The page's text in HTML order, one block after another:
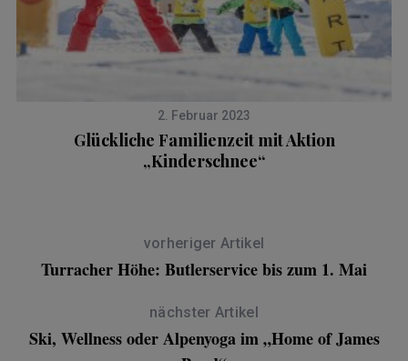
2. Februar 2023
Glückliche Familienzeit mit Aktion
„Kinderschnee“
vorheriger Artikel
Turracher Höhe: Butlerservice bis zum 1. Mai
nächster Artikel
Ski, Wellness oder Alpenyoga im „Home of James